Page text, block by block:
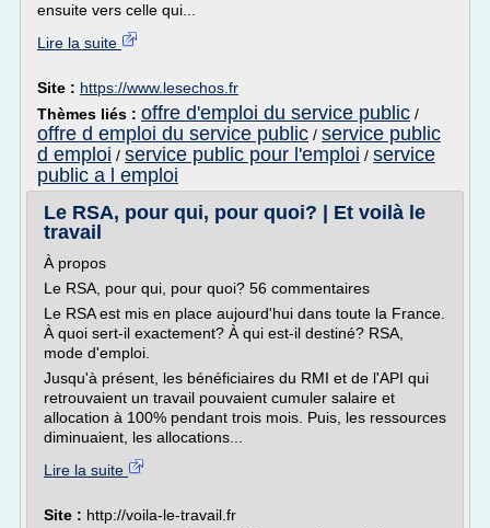
ensuite vers celle qui...
Lire la suite
Site : https://www.lesechos.fr
Thèmes liés : offre d'emploi du service public /
offre d emploi du service public / service public
d emploi / service public pour l'emploi / service
public a l emploi
Le RSA, pour qui, pour quoi? | Et voilà le
travail
À propos
Le RSA, pour qui, pour quoi? 56 commentaires
Le RSA est mis en place aujourd'hui dans toute la France.
À quoi sert-il exactement? À qui est-il destiné? RSA,
mode d'emploi.
Jusqu'à présent, les bénéficiaires du RMI et de l'API qui
retrouvaient un travail pouvaient cumuler salaire et
allocation à 100% pendant trois mois. Puis, les ressources
diminuaient, les allocations...
Lire la suite
Site : http://voila-le-travail.fr